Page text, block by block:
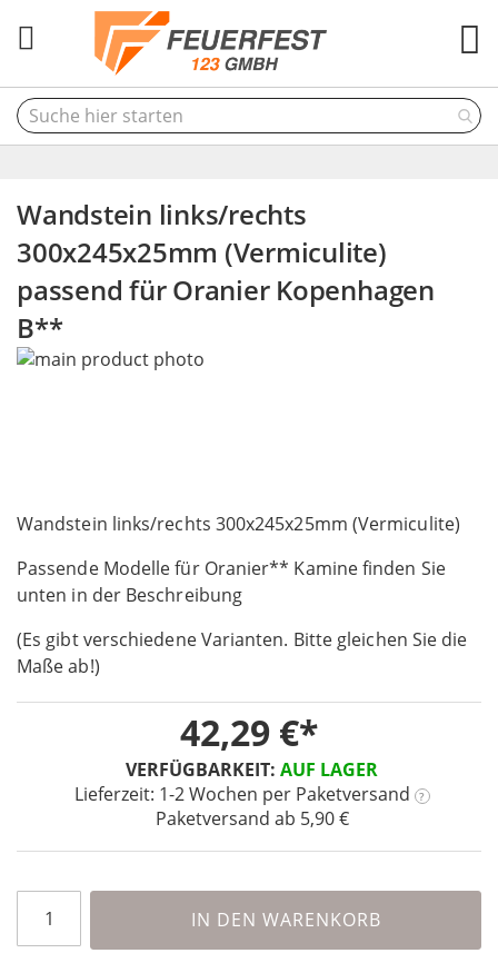
Wandstein links/rechts
300x245x25mm (Vermiculite)
passend für Oranier Kopenhagen
B**
Wandstein links/rechts 300x245x25mm (Vermiculite)
Passende Modelle für Oranier** Kamine finden Sie
unten in der Beschreibung
(Es gibt verschiedene Varianten. Bitte gleichen Sie die
Maße ab!)
VERFÜGBARKEIT: AUF LAGER
Lieferzeit: 1-2 Wochen per Paketversand ?
Paketversand ab 5,90 €
42,29 €
IN DEN WARENKORB
Skip
gallery
to
beginning
of
images
gallery